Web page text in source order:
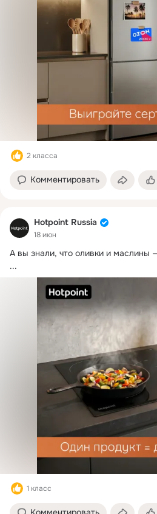
2 класса
Комментировать
Hotpoint Russia
18 июн
А вы знали, что оливки и маслины
...
1 класс